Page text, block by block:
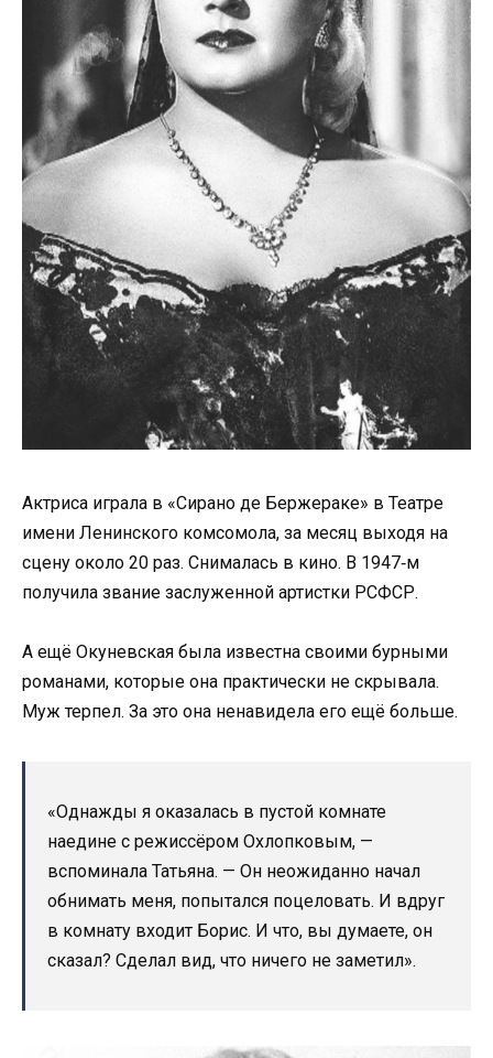
Актриса играла в «Сирано де Бержераке» в Театре
имени Ленинского комсомола, за месяц выходя на
сцену около 20 раз. Снималась в кино. В 1947‑м
получила звание заслуженной артистки РСФСР.
А ещё Окуневская была известна своими бурными
романами, которые она практически не скрывала.
Муж терпел. За это она ненавидела его ещё больше.
«Однажды я оказалась в пустой комнате
наедине с режиссёром Охлопковым, —
вспоминала Татьяна. — Он неожиданно начал
обнимать меня, попытался поцеловать. И вдруг
в комнату входит Борис. И что, вы думаете, он
сказал? Сделал вид, что ничего не заметил».